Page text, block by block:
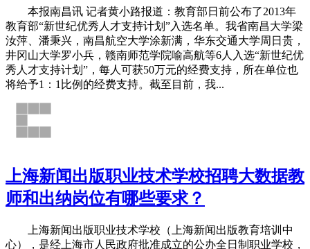
本报南昌讯 记者黄小路报道：教育部日前公布了2013年
教育部“新世纪优秀人才支持计划”入选名单。我省南昌大学梁
汝萍、潘秉兴，南昌航空大学涂新满，华东交通大学周日贵，
井冈山大学罗小兵，赣南师范学院喻高航等6人入选“新世纪优
秀人才支持计划”，每人可获50万元的经费支持，所在单位也
将给予1：1比例的经费支持。截至目前，我...
上海新闻出版职业技术学校招聘大数据教
师和出纳岗位有哪些要求？
上海新闻出版职业技术学校（上海新闻出版教育培训中
心），是经上海市人民政府批准成立的公办全日制职业学校，